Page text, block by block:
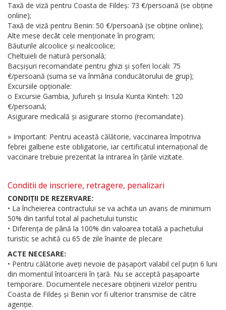
Taxă de viză pentru Coasta de Fildeș: 73 €/persoană (se obține
online);
Taxă de viză pentru Benin: 50 €/persoană (se obține online);
Alte mese decât cele menționate în program;
Băuturile alcoolice și nealcoolice;
Cheltuieli de natură personală;
Bacșișuri recomandate pentru ghizi și șoferi locali: 75
€/persoană (suma se va înmâna conducătorului de grup);
Excursiile opționale:
o Excursie Gambia, Jufureh și Insula Kunta Kinteh: 120
€/persoană;
Asigurare medicală și asigurare storno (recomandate).
» Important: Pentru această călătorie, vaccinarea împotriva
febrei galbene este obligatorie, iar certificatul internațional de
vaccinare trebuie prezentat la intrarea în țările vizitate.
Conditii de inscriere, retragere, penalizari
CONDIȚII DE REZERVARE:
• La încheierea contractului se va achita un avans de minimum
50% din tariful total al pachetului turistic
• Diferența de până la 100% din valoarea totală a pachetului
turistic se achită cu 65 de zile înainte de plecare
ACTE NECESARE:
• Pentru călătorie aveți nevoie de pașaport valabil cel puțin 6 luni
din momentul întoarcerii în țară. Nu se acceptă pașapoarte
temporare. Documentele necesare obținerii vizelor pentru
Coasta de Fildeș și Benin vor fi ulterior transmise de către
agenție.